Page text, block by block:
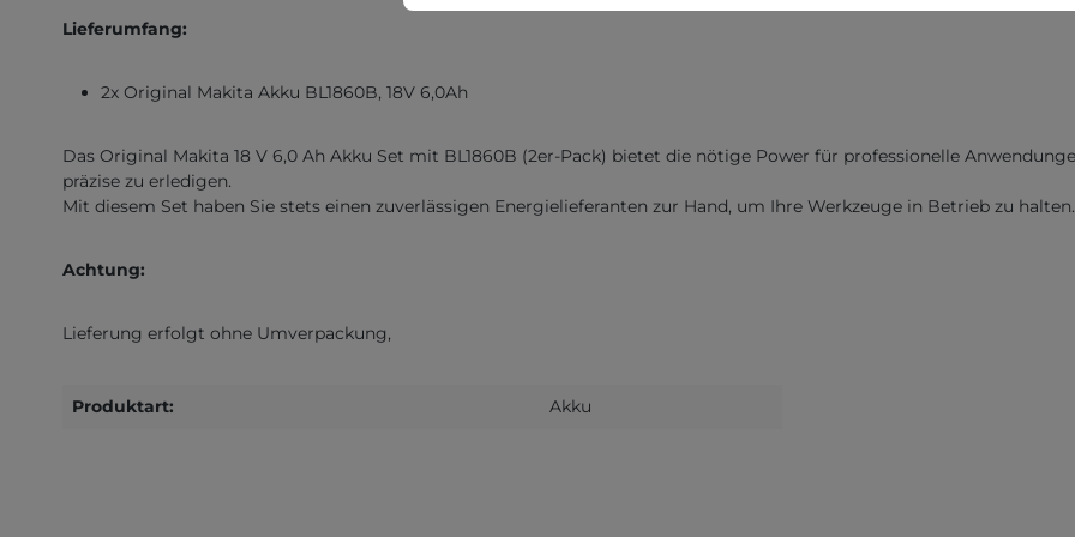
Lieferumfang:
2x Original Makita Akku BL1860B, 18V 6,0Ah
Das Original Makita 18 V 6,0 Ah Akku Set mit BL1860B (2er-Pack) bietet die nötige Power für professionelle
präzise zu erledigen.
Mit diesem Set haben Sie stets einen zuverlässigen Energielieferanten zur Hand, um Ihre Werkzeuge in Betrieb zu halten.
Achtung:
Lieferung erfolgt ohne Umverpackung,
Produktart: Akku